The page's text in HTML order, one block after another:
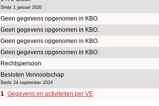
Sinds 1 januari 2020
Geen gegevens opgenomen in KBO.
Geen gegevens opgenomen in KBO.
Geen gegevens opgenomen in KBO.
Geen gegevens opgenomen in KBO.
Rechtspersoon
Besloten Vennootschap
Sinds 24 september 2024
1 Gegevens en activiteiten per VE